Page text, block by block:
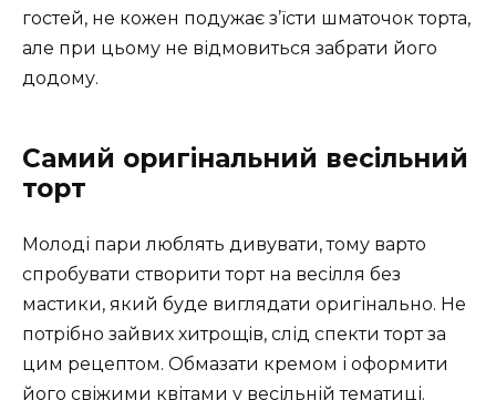
гостей, не кожен подужає з’їсти шматочок торта,
але при цьому не відмовиться забрати його
додому.
Самий оригінальний весільний
торт
Молоді пари люблять дивувати, тому варто
спробувати створити торт на весілля без
мастики, який буде виглядати оригінально. Не
потрібно зайвих хитрощів, слід спекти торт за
цим рецептом. Обмазати кремом і оформити
його свіжими квітами у весільній тематиці.